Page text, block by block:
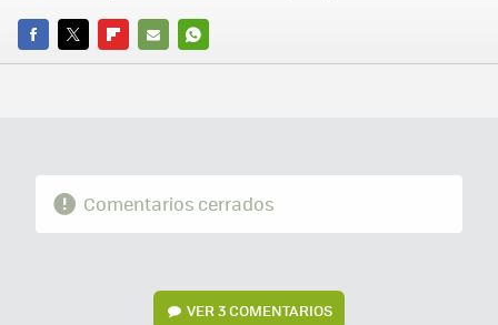
FACEBOOK
TWITTERFLIPBOARD
E-
WHATSAPP
Comentarios cerrados
VER3 COMENTARIOS